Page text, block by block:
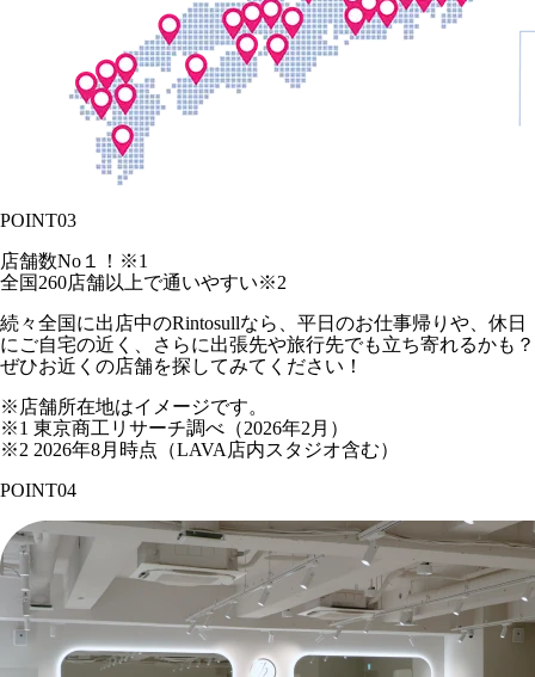
POINT03
店舗数No１！ ※1
全国260店舗以上で通いやすい※2
続々全国に出店中のRintosullなら、平日のお仕事帰りや、休日
にご自宅の近く、さらに出張先や旅行先でも立ち寄れるかも？
ぜひお近くの店舗を探してみてください！
※店舗所在地はイメージです。
※1 東京商工リサーチ調べ（2026年2月）
※2 2026年8月時点（LAVA店内スタジオ含む）
POINT04